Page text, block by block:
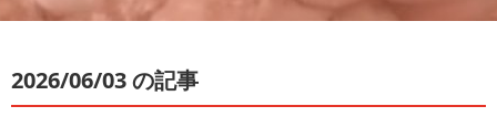
2026/06/03 の記事